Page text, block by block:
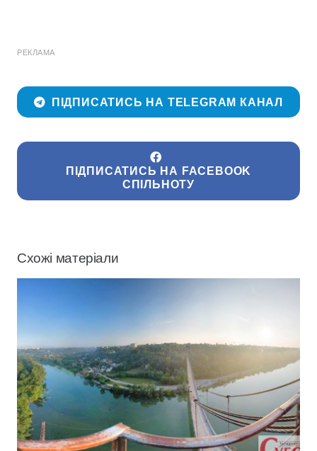
РЕКЛАМА
ПІДПИСАТИСЬ НА TELEGRAM КАНАЛ
ПІДПИСАТИСЬ НА FACEBOOK
СПІЛЬНОТУ
Схожі матеріали